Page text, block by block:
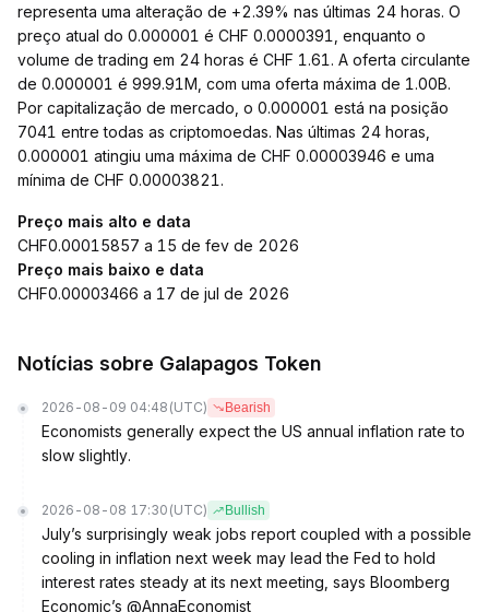
representa uma alteração de +2.39% nas últimas 24 horas. O
preço atual do 0.000001 é CHF 0.0000391, enquanto o
volume de trading em 24 horas é CHF 1.61. A oferta circulante
de 0.000001 é 999.91M, com uma oferta máxima de 1.00B.
Por capitalização de mercado, o 0.000001 está na posição
7041 entre todas as criptomoedas. Nas últimas 24 horas,
0.000001 atingiu uma máxima de CHF 0.00003946 e uma
mínima de CHF 0.00003821.
Preço mais alto e data
CHF0.00015857 a 15 de fev de 2026
Preço mais baixo e data
CHF0.00003466 a 17 de jul de 2026
Notícias sobre Galapagos Token
2026-08-09 04:48 (UTC) Bearish
Economists generally expect the US annual inflation rate to
slow slightly.
2026-08-08 17:30 (UTC) Bullish
July’s surprisingly weak jobs report coupled with a possible
cooling in inflation next week may lead the Fed to hold
interest rates steady at its next meeting, says Bloomberg
Economic’s @AnnaEconomist